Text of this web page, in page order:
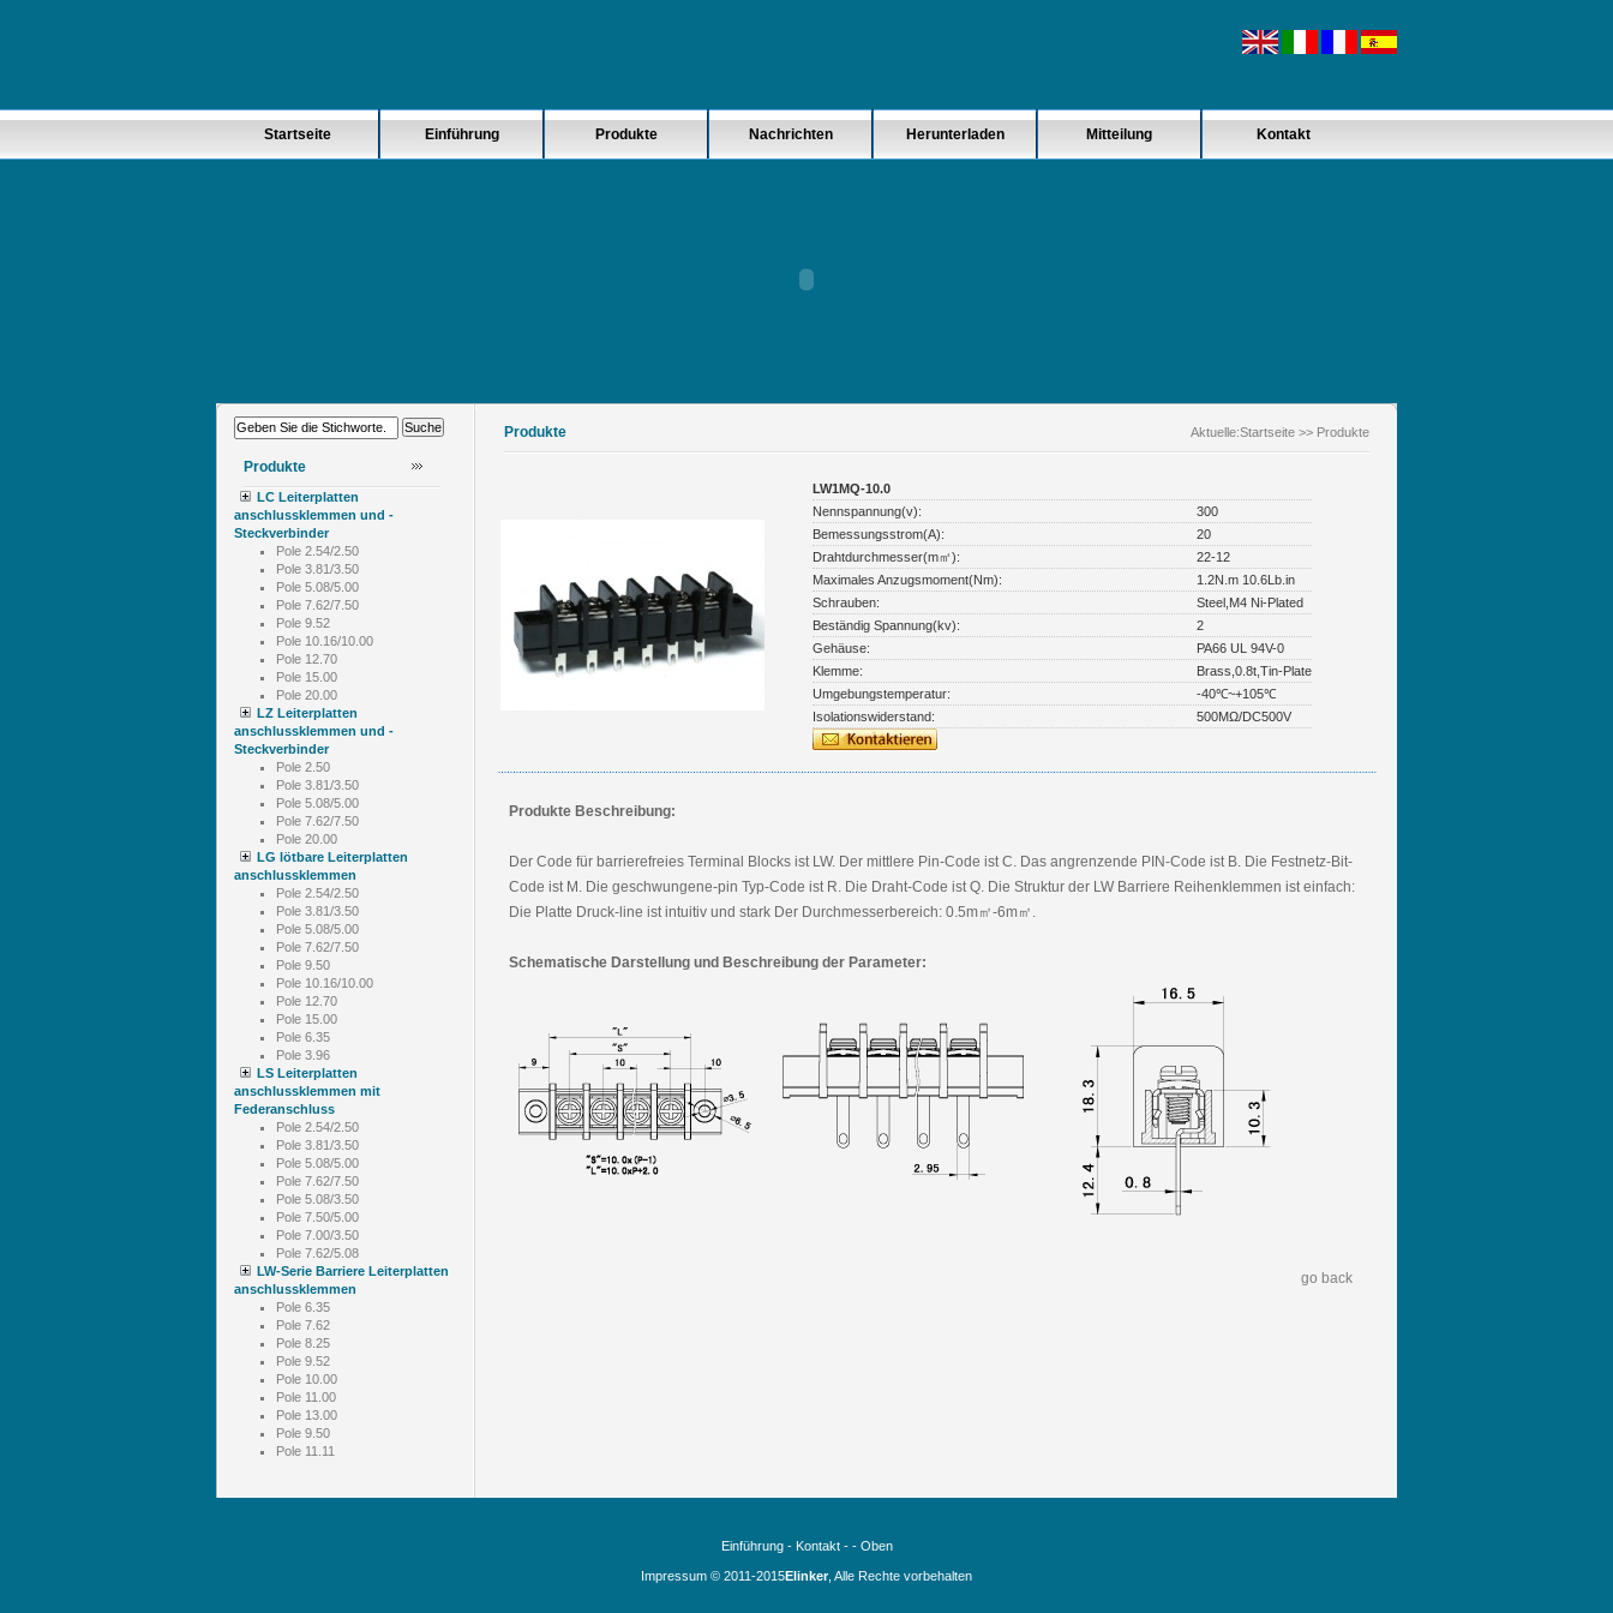
Startseite Einführung Produkte Nachrichten Herunterladen Mitteilung Kontakt
Produkte
LC Leiterplatten
anschlussklemmen und -
Steckverbinder
Pole 2.54/2.50
Pole 3.81/3.50
Pole 5.08/5.00
Pole 7.62/7.50
Pole 9.52
Pole 10.16/10.00
Pole 12.70
Pole 15.00
Pole 20.00
LZ Leiterplatten
anschlussklemmen und -
Steckverbinder
Pole 2.50
Pole 3.81/3.50
Pole 5.08/5.00
Pole 7.62/7.50
Pole 20.00
LG lötbare Leiterplatten
anschlussklemmen
Pole 2.54/2.50
Pole 3.81/3.50
Pole 5.08/5.00
Pole 7.62/7.50
Pole 9.50
Pole 10.16/10.00
Pole 12.70
Pole 15.00
Pole 6.35
Pole 3.96
LS Leiterplatten
anschlussklemmen mit
Federanschluss
Pole 2.54/2.50
Pole 3.81/3.50
Pole 5.08/5.00
Pole 7.62/7.50
Pole 5.08/3.50
Pole 7.50/5.00
Pole 7.00/3.50
Pole 7.62/5.08
LW-Serie Barriere Leiterplatten
anschlussklemmen
Pole 6.35
Pole 7.62
Pole 8.25
Pole 9.52
Pole 10.00
Pole 11.00
Pole 13.00
Pole 9.50
Pole 11.11
Produkte Aktuelle:Startseite >> Produkte
LW1MQ-10.0
Nennspannung(v):
300
Bemessungsstrom(A):
20
Drahtdurchmesser(m㎡):
22-12
Maximales Anzugsmoment(Nm):
1.2N.m 10.6Lb.in
Schrauben:
Steel,M4 Ni-Plated
Beständig Spannung(kv):
2
Gehäuse:
PA66 UL 94V-0
Klemme:
Brass,0.8t,Tin-Plate
Umgebungstemperatur:
-40℃~+105℃
Isolationswiderstand:
500MΩ/DC500V
Produkte Beschreibung:
Der Code für barrierefreies Terminal Blocks ist LW. Der mittlere Pin-Code ist C. Das angrenzende PIN-Code ist B. Die Festnetz-Bit-
Code ist M. Die geschwungene-pin Typ-Code ist R. Die Draht-Code ist Q. Die Struktur der LW Barriere Reihenklemmen ist einfach:
Die Platte Druck-line ist intuitiv und stark Der Durchmesserbereich: 0.5m㎡-6m㎡.
Schematische Darstellung und Beschreibung der Parameter:
go back
Einführung- Kontakt- - Oben
Impressum © 2011-2015Elinker, Alle Rechte vorbehalten